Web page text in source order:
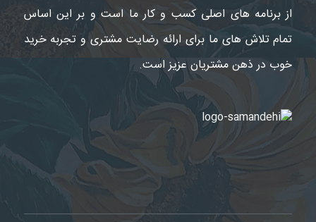
از برنامه های اصلی کسب و کار ما است و بر این اساس
تمام تلاش های ما برای ارائه رضایت مشتری و تجربه خرید
خوب در ذهن مشتریان عزیز است.